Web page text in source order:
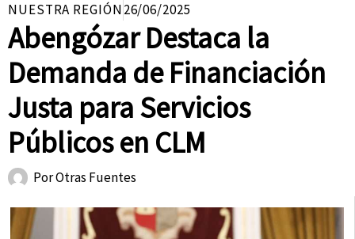
NUESTRA REGIÓN26/06/2025
Abengózar Destaca la
Demanda de Financiación
Justa para Servicios
Públicos en CLM
PorOtras Fuentes